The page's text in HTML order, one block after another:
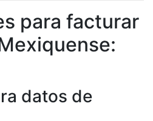
para facturar
datos de